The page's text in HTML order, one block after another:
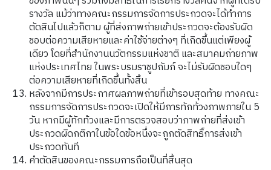
รางวัล แม้ว่าทางคณะกรรมการจัดการประกวดจะได้ทำการ
ตัดสินไปแล้วก็ตาม ผู้ที่ส่งภาพถ่ายเข้าประกวดจะต้องรับผิด
ชอบต่อความเสียหายและค่าใช้จ่ายต่างๆ ที่เกิดขึ้นแต่เพียงผู้
เดียว โดยที่สำนักงานนวัตกรรมแห่งชาติ และสมาคมถ่ายภาพ
แห่งประเทศไทย ในพระบรมราชูปถัมภ์ จะไม่รับผิดชอบใดๆ
ต่อความเสียหายที่เกิดขึ้นทั้งสิ้น
หลังจากมีการประกาศผลภาพถ่ายที่เข้ารอบสุดท้าย ทางคณะ
กรรมการจัดการประกวดจะเปิดให้มีการทักท้วงภาพภายใน 5
วัน หากมีผู้ทักท้วงและมีการตรวจสอบว่าภาพถ่ายที่ส่งเข้า
ประกวดผิดกติกาในข้อใดข้อหนึ่งจะถูกตัดสิทธิ์การส่งเข้า
ประกวดทันที
คำตัดสินของคณะกรรมการถือเป็นที่สิ้นสุด